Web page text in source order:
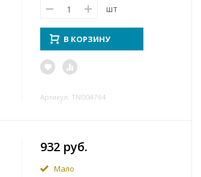
шт
В КОРЗИНУ
Артикул: TN004764
932 руб.
Мало